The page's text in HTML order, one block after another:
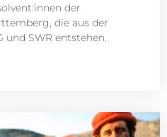
der
die aus der
und SWR entstehen.